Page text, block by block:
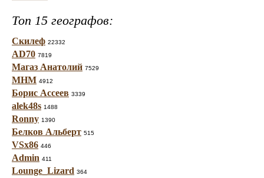
Топ 15 географов:
Скилеф 22332
AD70 7819
Магаз Анатолий 7529
МНМ 4912
Борис Ассеев 3339
alek48s 1488
Ronny 1390
Белков Альберт 515
VSx86 446
Admin 411
Lounge_Lizard 364